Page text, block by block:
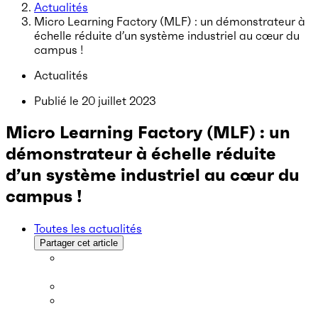
Actualités
Micro Learning Factory (MLF) : un démonstrateur à
échelle réduite d’un système industriel au cœur du
campus !
Actualités
Publié le 20 juillet 2023
Micro Learning Factory (MLF) : un
démonstrateur à échelle réduite
d’un système industriel au cœur du
campus !
Toutes les actualités
Partager cet article